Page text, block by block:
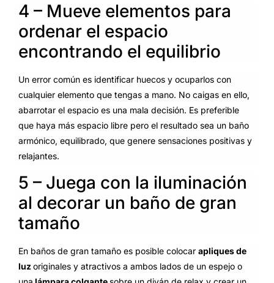
4 – Mueve elementos para
ordenar el espacio
encontrando el equilibrio
Un error común es identificar huecos y ocuparlos con
cualquier elemento que tengas a mano. No caigas en ello,
abarrotar el espacio es una mala decisión. Es preferible
que haya más espacio libre pero el resultado sea un baño
armónico, equilibrado, que genere sensaciones positivas y
relajantes.
5 – Juega con la iluminación
al decorar un baño de gran
tamaño
En baños de gran tamaño es posible colocarapliques de
luzoriginales y atractivos a ambos lados de un espejo o